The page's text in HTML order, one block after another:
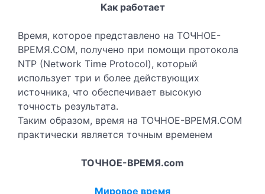
Как работает
Время, которое представлено на ТОЧНОЕ-
ВРЕМЯ.COM, получено при помощи протокола
NTP (Network Time Protocol), который
использует три и более действующих
источника, что обеспечивает высокую
точность результата.
Таким образом, время на ТОЧНОЕ-ВРЕМЯ.COM
практически является точным временем
ТОЧНОЕ-ВРЕМЯ.com
Мировое время